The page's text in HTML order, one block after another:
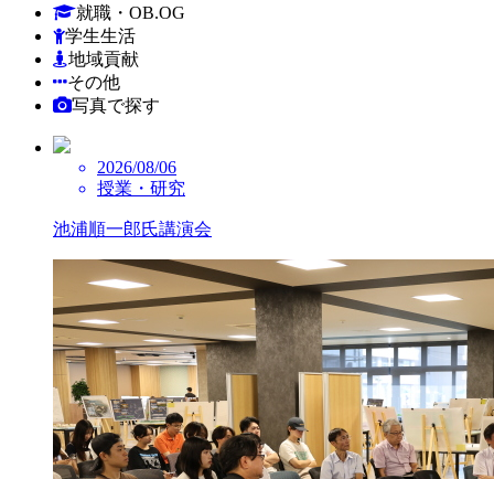
就職・OB.OG
学生生活
地域貢献
その他
写真で探す
2026/08/06
授業・研究
池浦順一郎氏講演会